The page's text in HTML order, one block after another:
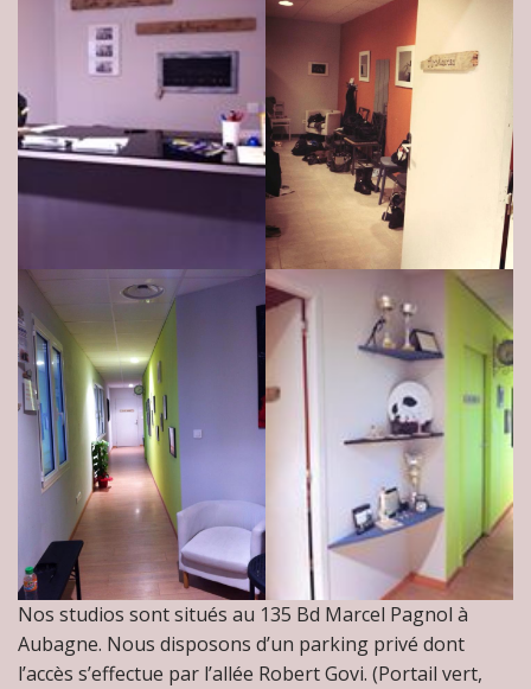
Nos studios sont situés au 135 Bd Marcel Pagnol à
Aubagne. Nous disposons d’un parking privé dont
l’accès s’effectue par l’allée Robert Govi. (Portail vert,